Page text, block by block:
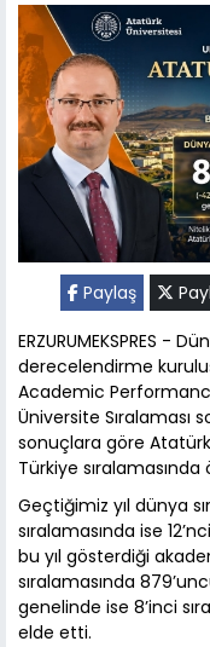
Paylaş
ERZURUMEKSPRES -
derecelendirme
Academic
Üniversite Sıralaması
sonuçlara göre
Türkiye
Geçtiğimiz yıl dünya
sıralamasında ise
bu yıl gösterdiği
sıralamasında
genelinde ise 8’inci
elde etti.